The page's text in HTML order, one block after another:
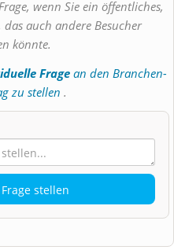
wenn Sie ein öffentliches,
auch andere Besucher
könnte.
Fragean den Branchen-
zu stellen .
stellen